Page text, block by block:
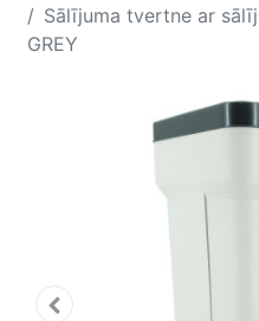
Sālījuma tvertne ar
GREY